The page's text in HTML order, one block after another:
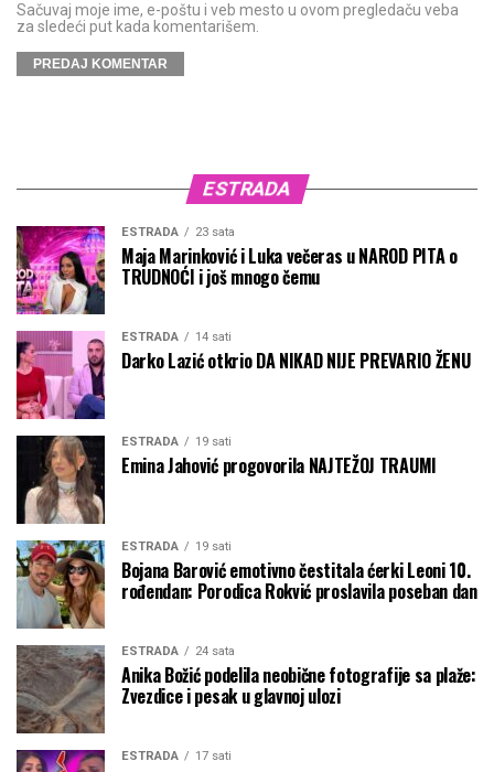
Sačuvaj moje ime, e-poštu i veb mesto u ovom pregledaču veba
za sledeći put kada komentarišem.
ESTRADA
ESTRADA 23 sata
Maja Marinković i Luka večeras u NAROD PITA o
TRUDNOĆI i još mnogo čemu
ESTRADA 14 sati
Darko Lazić otkrio DA NIKAD NIJE PREVARIO ŽENU
ESTRADA 19 sati
Emina Jahović progovorila NAJTEŽOJ TRAUMI
ESTRADA 19 sati
Bojana Barović emotivno čestitala ćerki Leoni 10.
rođendan: Porodica Rokvić proslavila poseban dan
ESTRADA 24 sata
Anika Božić podelila neobične fotografije sa plaže:
Zvezdice i pesak u glavnoj ulozi
ESTRADA 17 sati